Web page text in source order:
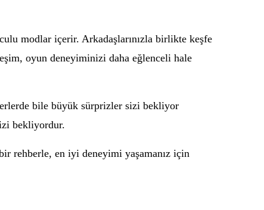
modlar içerir. Arkadaşlarınızla birlikte keşfe
oyun deneyiminizi daha eğlenceli hale
bile büyük sürprizler sizi bekliyor
bekliyordur.
rehberle, en iyi deneyimi yaşamanız için